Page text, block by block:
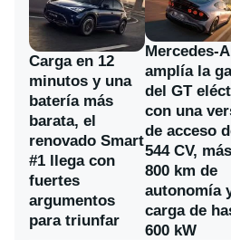
Carga en 12
minutos y una
batería más
barata, el
renovado Smart
#1 llega con
fuertes
argumentos
para triunfar
Mercedes-
amplía la
del GT
con una
de acceso
544 CV,
800 km de
autonomía
carga de
600 kW